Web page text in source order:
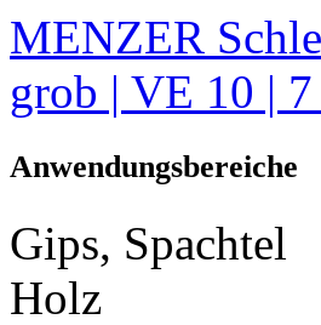
MENZER
grob | VE 10 |
Anwendungsbereiche
Gips, Spachtel
Holz